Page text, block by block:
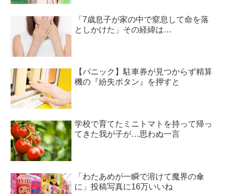
「7歳息子が家の中で窒息して命を落
としかけた」その経緯は…
【パニック】駐車券が見つからず精算
機の『紛失ボタン』を押すと
学校で育てたミニトマトを持って帰っ
てきた我が子が…思わぬ一言
「わたあめが一瞬で溶けて魔界の傘
に」投稿写真に16万いいね